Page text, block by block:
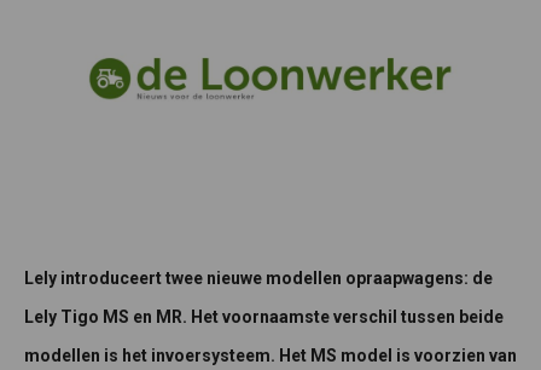
Lely introduceert twee nieuwe modellen opraapwagens: de
Lely Tigo MS en MR. Het voornaamste verschil tussen beide
modellen is het invoersysteem. Het MS model is voorzien van